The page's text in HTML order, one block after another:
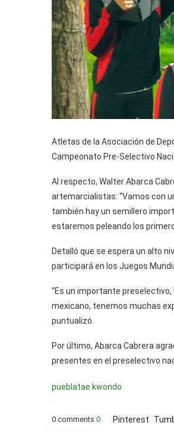
Atletas de la Asociación de
Campeonato Pre-Selectivo
Al respecto, Walter Abarca
artemarcialistas: “Vamos con
también hay un semillero
estaremos peleando los
Detalló que se espera un alto
participará en los Juegos
“Es un importante
mexicano, tenemos muchas
puntualizó.
Por último, Abarca Cabrera
presentes en el preselectivo
pueblatae kwondo
0 comments 0 Pinterest